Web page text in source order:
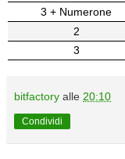
3 + Numerone
2
3
bitfactory alle 20:10
Condividi